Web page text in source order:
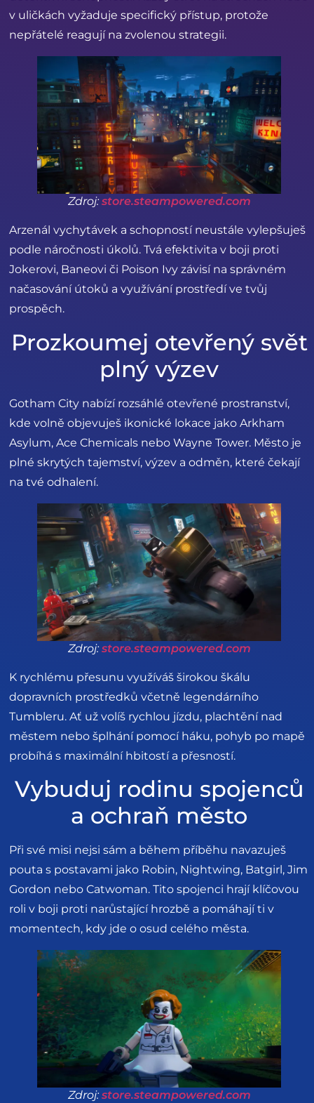
v uličkách vyžaduje specifický přístup, protože
nepřátelé reagují na zvolenou strategii.
Zdroj:store.steampowered.com
Arzenál vychytávek a schopností neustále vylepšuješ
podle náročnosti úkolů. Tvá efektivita v boji proti
Jokerovi, Baneovi či Poison Ivy závisí na správném
načasování útoků a využívání prostředí ve tvůj
prospěch.
Prozkoumej otevřený svět
plný výzev
Gotham City nabízí rozsáhlé otevřené prostranství,
kde volně objevuješ ikonické lokace jako Arkham
Asylum, Ace Chemicals nebo Wayne Tower. Město je
plné skrytých tajemství, výzev a odměn, které čekají
na tvé odhalení.
Zdroj:store.steampowered.com
K rychlému přesunu využíváš širokou škálu
dopravních prostředků včetně legendárního
Tumbleru. Ať už volíš rychlou jízdu, plachtění nad
městem nebo šplhání pomocí háku, pohyb po mapě
probíhá s maximální hbitostí a přesností.
Vybuduj rodinu spojenců
a ochraň město
Při své misi nejsi sám a během příběhu navazuješ
pouta s postavami jako Robin, Nightwing, Batgirl, Jim
Gordon nebo Catwoman. Tito spojenci hrají klíčovou
roli v boji proti narůstající hrozbě a pomáhají ti v
momentech, kdy jde o osud celého města.
Zdroj:store.steampowered.com